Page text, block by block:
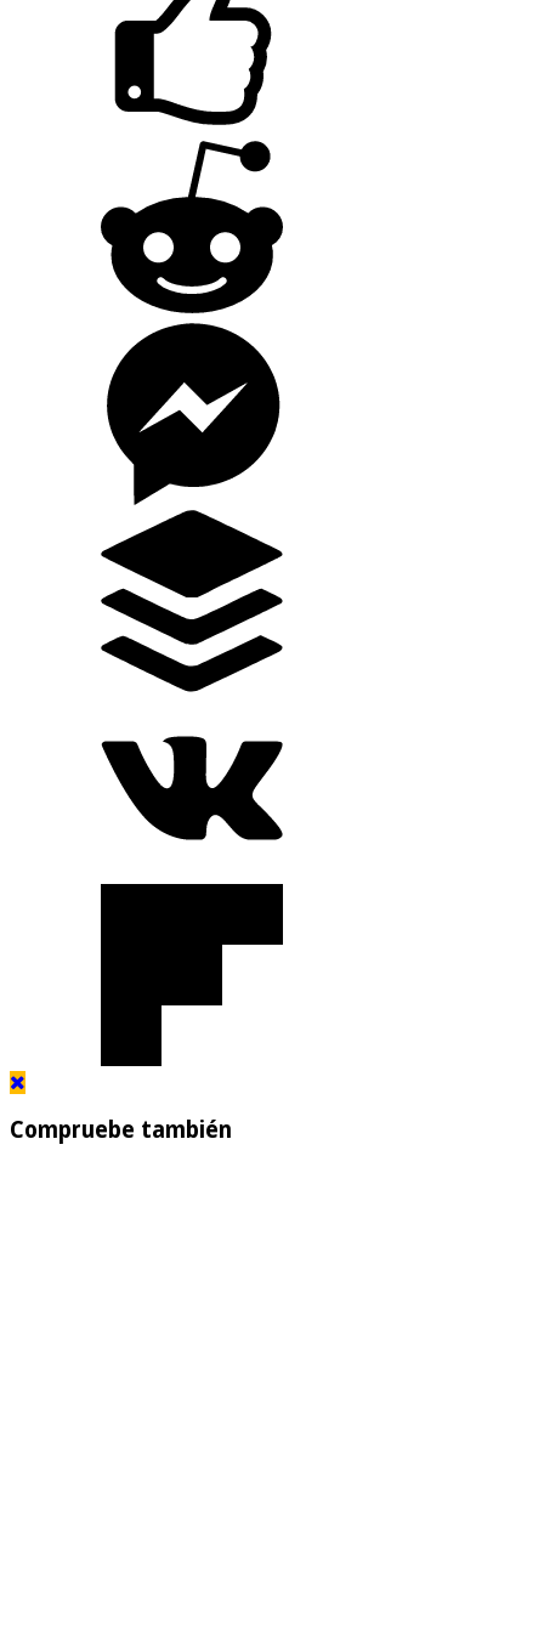
Compruebe también